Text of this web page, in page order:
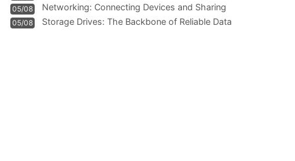
05/08
Networking: Connecting Devices and Sharing
Information
05/08
Storage Drives: The Backbone of Reliable Data